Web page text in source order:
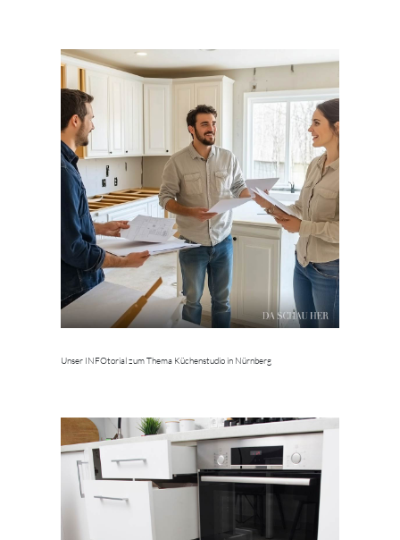
Unser INFOtorial zum Thema Küchenstudio in Nürnberg